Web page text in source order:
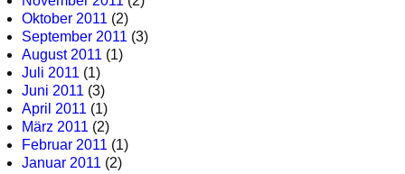
Oktober 2011 (2)
September 2011 (3)
August 2011 (1)
Juli 2011 (1)
Juni 2011 (3)
April 2011 (1)
März 2011 (2)
Februar 2011 (1)
Januar 2011 (2)